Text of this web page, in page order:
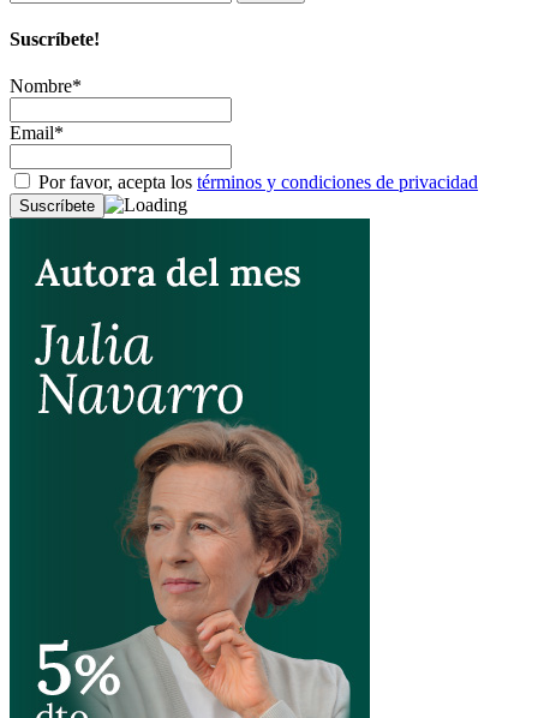
Suscríbete!
Nombre*
Email*
Por favor, acepta los términos y condiciones de privacidad